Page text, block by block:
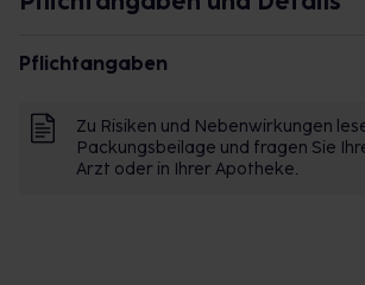
Pflichtangaben
Zu Risiken und Nebenwirkungen
Packungsbeilage und fragen Sie
Arzt oder in Ihrer Apotheke.